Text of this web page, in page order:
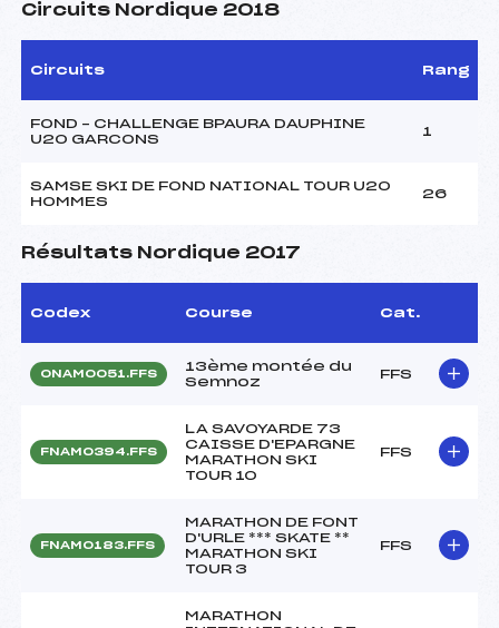
Circuits Nordique 2018
Circuits Rang
FOND – CHALLENGE BPAURA DAUPHINE
U20 GARCONS
1
SAMSE SKI DE FOND NATIONAL TOUR U20
HOMMES
26
Résultats Nordique 2017
Codex Course Cat.
ONAM0051.FFS
13ème montée du
Semnoz
FFS
FNAM0394.FFS
LA SAVOYARDE 73
CAISSE D'EPARGNE
MARATHON SKI
TOUR 10
FFS
FNAM0183.FFS
MARATHON DE FONT
D'URLE *** SKATE **
MARATHON SKI
TOUR 3
FFS
MARATHON